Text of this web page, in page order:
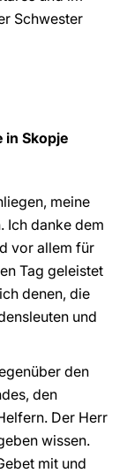
Schwester
in Skopje
meine
Ich danke dem
vor allem für
Tag geleistet
denen, die
und
den
den
Der Herr
wissen.
mit und